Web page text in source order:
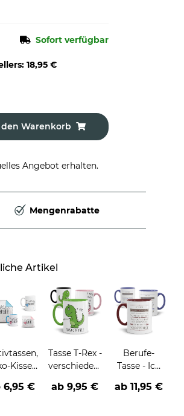
Sofort verfügbar
: 18,95 €
den Warenkorb
Angebot erhalten.
Mengenrabatte
Artikel
Kissen
6,95 €
Tasse T-Rex -
verschiedene
Motive-
ab9,95 €
Berufe-
Tasse - Ich
Probleme,
ab 11,95 €